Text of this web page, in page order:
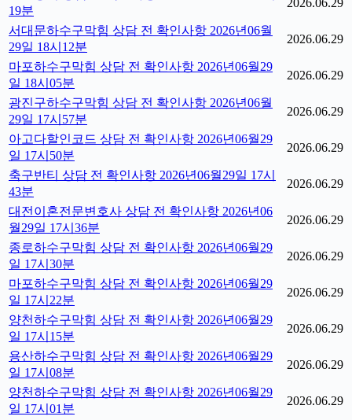
19분
2026.06.29
서대문하수구막힘 상담 전 확인사항 2026년06월
29일 18시12분
2026.06.29
마포하수구막힘 상담 전 확인사항 2026년06월29
일 18시05분
2026.06.29
광진구하수구막힘 상담 전 확인사항 2026년06월
29일 17시57분
2026.06.29
아고다할인코드 상담 전 확인사항 2026년06월29
일 17시50분
2026.06.29
축구반티 상담 전 확인사항 2026년06월29일 17시
43분
2026.06.29
대전이혼전문변호사 상담 전 확인사항 2026년06
월29일 17시36분
2026.06.29
종로하수구막힘 상담 전 확인사항 2026년06월29
일 17시30분
2026.06.29
마포하수구막힘 상담 전 확인사항 2026년06월29
일 17시22분
2026.06.29
양천하수구막힘 상담 전 확인사항 2026년06월29
일 17시15분
2026.06.29
용산하수구막힘 상담 전 확인사항 2026년06월29
일 17시08분
2026.06.29
양천하수구막힘 상담 전 확인사항 2026년06월29
일 17시01분
2026.06.29